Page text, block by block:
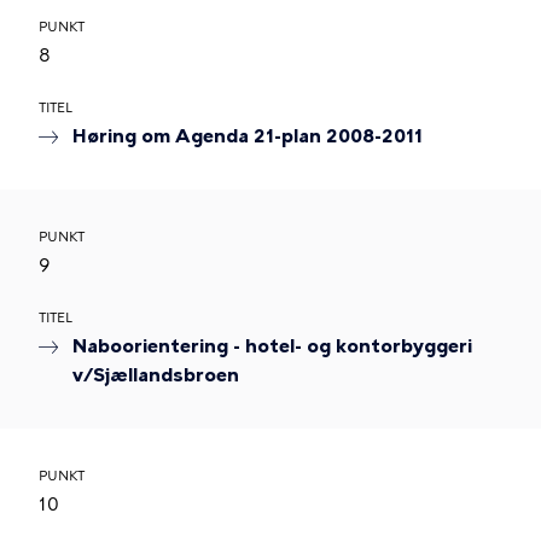
PUNKT
8
TITEL
Høring om Agenda 21-plan 2008-2011
PUNKT
9
TITEL
Naboorientering - hotel- og kontorbyggeri
v/Sjællandsbroen
PUNKT
10